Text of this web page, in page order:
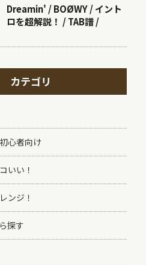
Dreamin' / BOØWY / イント
ロを超解説！ / TAB譜 /
カテゴリ
心者向け
いい！
ンジ！
探す